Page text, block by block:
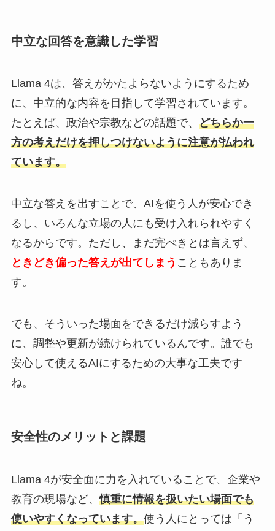
中立な回答を意識した学習
Llama 4は、答えがかたよらないようにするため
に、中立的な内容を目指して学習されています。
たとえば、政治や宗教などの話題で、 どちらか一
方の考えだけを押しつけないように注意が払われ
ています。
中立な答えを出すことで、AIを使う人が安心でき
るし、いろんな立場の人にも受け入れられやすく
なるからです。ただし、まだ完ぺきとは言えず、
ときどき偏った答えが出てしまう こともありま
す。
でも、そういった場面をできるだけ減らすよう
に、調整や更新が続けられているんです。誰でも
安心して使えるAIにするための大事な工夫です
ね。
安全性のメリットと課題
Llama 4が安全面に力を入れていることで、企業や
教育の現場など、慎重に情報を扱いたい場面でも
使いやすくなっています。使う人にとっては「う